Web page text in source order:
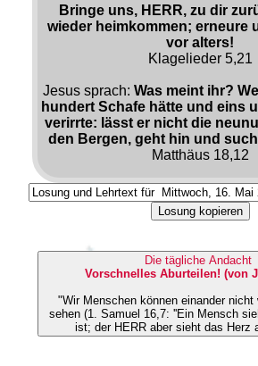
Bringe uns, HERR, zu dir
wieder heimkommen; erneure
vor alters!
Klagelieder 5,21
Jesus sprach: Was meint ihr?
hundert Schafe hätte und eins
verirrte: lässt er nicht die
den Bergen, geht hin und
Matthäus 18,12
Losung kopieren
Die tägliche Andacht
Vorschnelles Aburteilen! (von
"Wir Menschen können einander nicht
sehen (1. Samuel 16,7: ''Ein Mensch sieht, was vor Augen
ist; der HERR aber sieht das Herz